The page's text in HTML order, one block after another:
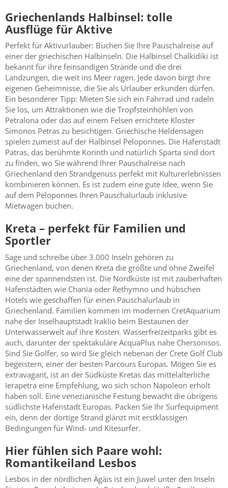
Griechenlands Halbinsel: tolle
Ausflüge für Aktive
Perfekt für Aktivurlauber: Buchen Sie Ihre Pauschalreise auf
einer der griechischen Halbinseln. Die Halbinsel Chalkidiki ist
bekannt für ihre feinsandigen Strände und die drei
Landzungen, die weit ins Meer ragen. Jede davon birgt ihre
eigenen Geheimnisse, die Sie als Urlauber erkunden dürfen.
Ein besonderer Tipp: Mieten Sie sich ein Fahrrad und radeln
Sie los, um Attraktionen wie die Tropfsteinhöhlen von
Petralona oder das auf einem Felsen errichtete Kloster
Simonos Petras zu besichtigen. Griechische Heldensagen
spielen zumeist auf der Halbinsel Peloponnes. Die Hafenstadt
Patras, das berühmte Korinth und natürlich Sparta sind dort
zu finden, wo Sie während Ihrer Pauschalreise nach
Griechenland den Strandgenuss perfekt mit Kulturerlebnissen
kombinieren können. Es ist zudem eine gute Idee, wenn Sie
auf dem Peloponnes Ihren Pauschalurlaub inklusive
Mietwagen buchen.
Kreta – perfekt für Familien und
Sportler
Sage und schreibe über 3.000 Inseln gehören zu
Griechenland, von denen Kreta die größte und ohne Zweifel
eine der spannendsten ist. Die Nordküste ist mit zauberhaften
Hafenstädten wie Chania oder Rethymno und hübschen
Hotels wie geschaffen für einen Pauschalurlaub in
Griechenland. Familien kommen im modernen CretAquarium
nahe der Inselhauptstadt Iraklio beim Bestaunen der
Unterwasserwelt auf ihre Kosten. Wasserfreizeitparks gibt es
auch, darunter der spektakuläre AcquaPlus nahe Chersonisos.
Sind Sie Golfer, so wird Sie gleich nebenan der Crete Golf Club
begeistern, einer der besten Parcours Europas. Mögen Sie es
extravagant, ist an der Südküste Kretas das mittelalterliche
Ierapetra eine Empfehlung, wo sich schon Napoleon erholt
haben soll. Eine venezianische Festung bewacht die übrigens
südlichste Hafenstadt Europas. Packen Sie Ihr Surfequipment
ein, denn der dortige Strand glänzt mit erstklassigen
Bedingungen für Wind- und Kitesurfer.
Hier fühlen sich Paare wohl:
Romantikeiland Lesbos
Lesbos in der nördlichen Ägäis ist ein Juwel unter den Inseln